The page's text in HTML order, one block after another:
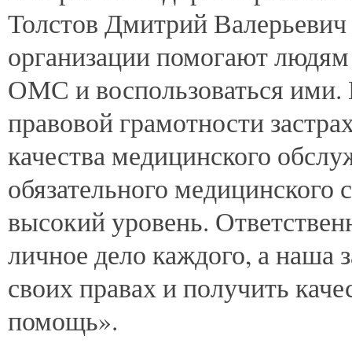
Толстов Дмитрий
организации помогают людям
ОМС и воспользоваться
правовой грамотности
качества медицинского
обязательного медицинского
высокий уровень.
личное дело каждого, а наша
своих правах и получить
помощь».